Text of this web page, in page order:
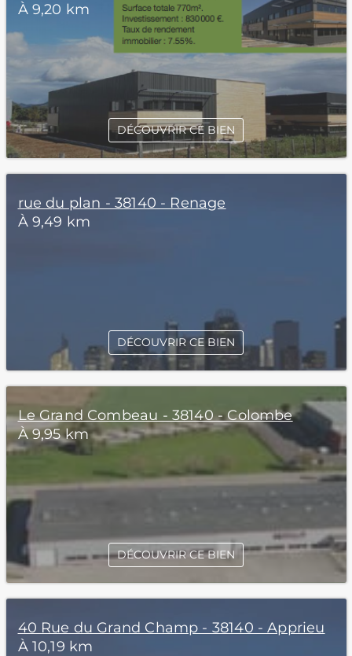
À 9,20 km
DÉCOUVRIR CE BIEN
rue du plan - 38140 - Renage
À 9,49 km
DÉCOUVRIR CE BIEN
Le Grand Combeau - 38140 - Colombe
À 9,95 km
DÉCOUVRIR CE BIEN
40 Rue du Grand Champ - 38140 - Apprieu
À 10,19 km